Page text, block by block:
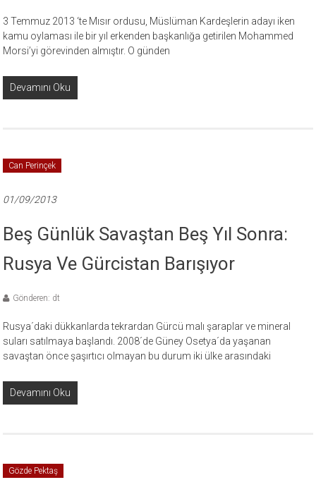
3 Temmuz 2013 ‘te Mısır ordusu, Müslüman Kardeşlerin adayı iken
kamu oylaması ile bir yıl erkenden başkanlığa getirilen Mohammed
Morsi’yi görevinden almıştır. O günden
Devamını Oku
Can Perinçek
01/09/2013
Beş Günlük Savaştan Beş Yıl Sonra:
Rusya Ve Gürcistan Barışıyor
Gönderen: dt
Rusya´daki dükkanlarda tekrardan Gürcü malı şaraplar ve mineral
suları satılmaya başlandı. 2008´de Güney Osetya´da yaşanan
savaştan önce şaşırtıcı olmayan bu durum iki ülke arasındaki
Devamını Oku
Gözde Pektaş